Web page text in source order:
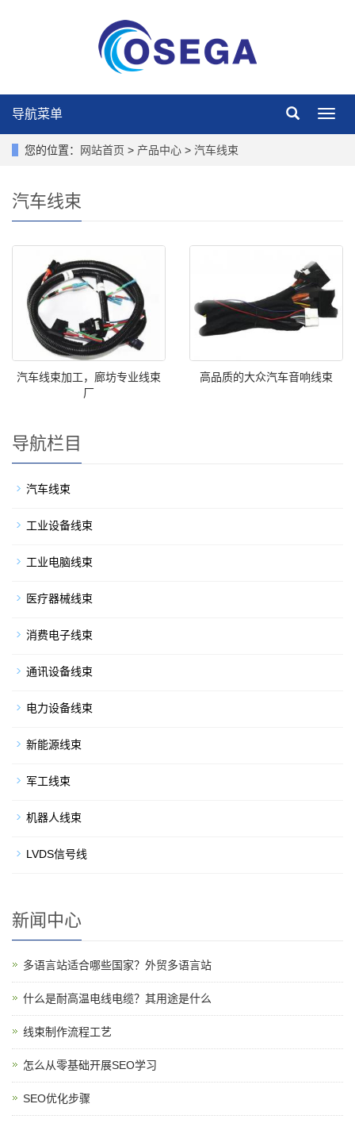
导
导航菜单
您的位置： 网站首页 > 产品中心 > 汽车线束
汽车线束
汽车线束加工，廊坊专业线束
厂
高品质的大众汽车音响线束
导航栏目
汽车线束
工业设备线束
工业电脑线束
医疗器械线束
消费电子线束
通讯设备线束
电力设备线束
新能源线束
军工线束
机器人线束
LVDS信号线
新闻中心
多语言站适合哪些国家？外贸多语言站
什么是耐高温电线电缆？其用途是什么
线束制作流程工艺
怎么从零基础开展SEO学习
SEO优化步骤